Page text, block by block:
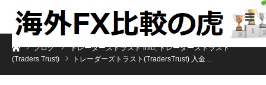
ホームブログ トレーダーズトラスト info, トレーダーズトラスト
(Traders Trust)
トレーダーズトラスト(TradersTrust) 入金…